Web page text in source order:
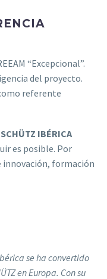
“Excepcional”.
del proyecto.
referente
IBÉRICA
es posible. Por
innovación, formación
se ha convertido
en Europa. Con su